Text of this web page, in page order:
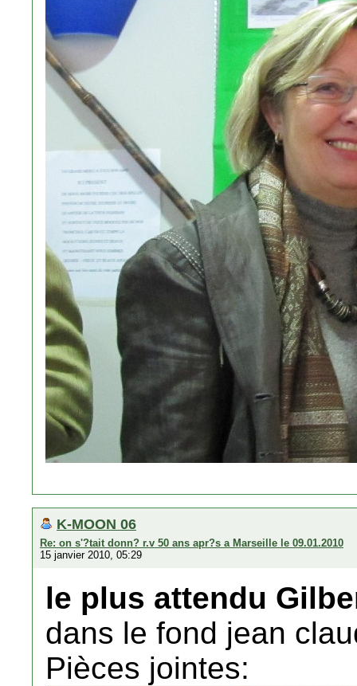
K-MOON 06
Re: on s'?tait donn? r.v 50 ans apr?s a Marseille le 09.01.2010
15 janvier 2010, 05:29
le plus attendu
dans le fond jean
Pièces jointes: